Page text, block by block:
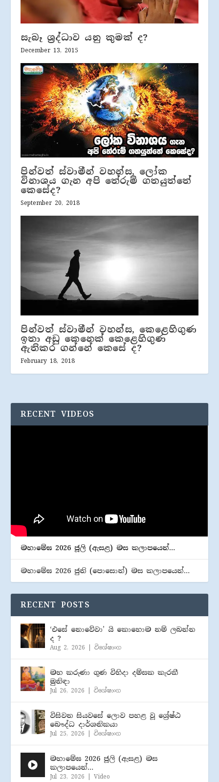
සැබෑ ශ්‍රද්ධාව යනු කුමක් ද?
December 13, 2015
පින්වත් ස්වාමීන් වහන්ස, ලෝක
විනාශය ගැන අපි තේරුම් ගතයුත්තේ
කෙසේද?
September 20, 2018
පින්වත් ස්වාමීන් වහන්ස, කෙළෙහිගුණ
ඉතා අඩු කෙනෙක් කෙළෙහිගුණ
ඇතිකර ගන්නේ කෙසේ ද?
February 18, 2018
RECENT VIDEOS
මහාමේඝ 2026 ජූලි (​ඇසළ) මස කලාපයෙන්…
මහාමේඝ 2026 ජුනි (​පොසොන්) මස කලාපයෙන්…
RECENT POSTS
‘එසේ නොවේවා’ යි කොහොම නම් ලබන්න
ද ?
Aug 2, 2026 |විශේෂාංග
මහ කරුණා ගුණ විහිදා දම්සක කැරකී
මුනිඳා
Jul 26, 2026 |විශේෂාංග
විසිවන සියවසේ ලොව පහළ වූ ශ්‍රේෂ්ඨ
බෞද්ධ දාර්ශනිකයා
Jul 25, 2026 |විශේෂාංග
මහාමේඝ 2026 ජූලි (​ඇසළ) මස
කලාපයෙන්…
Jul 23, 2026 |Video